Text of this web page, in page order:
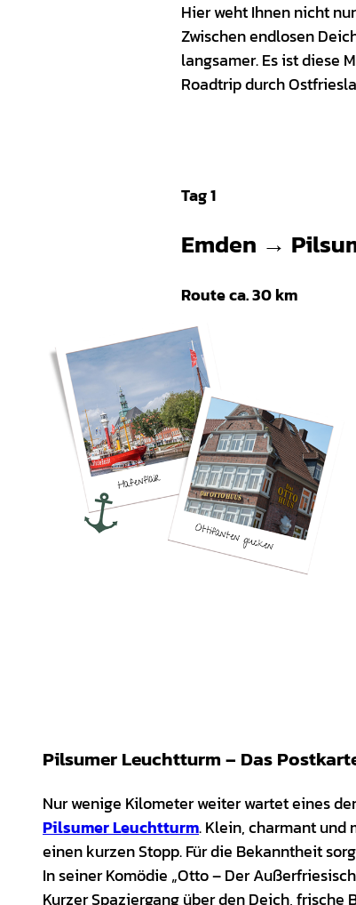
Hier weht Ihnen nicht
Zwischen endlosen
langsamer. Es ist diese
Roadtrip durch
Tag 1
Emden →
Route ca. 30 km
Pilsumer Leuchtturm – Das
Nur wenige Kilometer weiter wartet eines
Pilsumer Leuchtturm. Klein, charmant und
einen kurzen Stopp. Für die Bekanntheit
In seiner Komödie „Otto – Der
Kurzer Spaziergang über den Deich,